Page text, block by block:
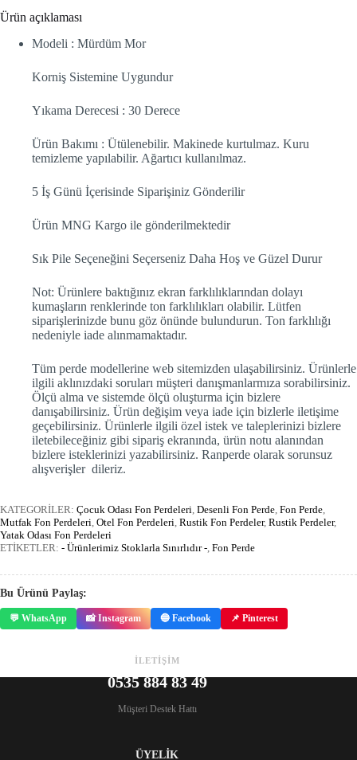
Ürün açıklaması
Modeli : Mürdüm Mor
Korniş Sistemine Uygundur
Yıkama Derecesi : 30 Derece
Ürün Bakımı : Ütülenebilir. Makinede kurtulmaz. Kuru
temizleme yapılabilir. Ağartıcı kullanılmaz.
5 İş Günü İçerisinde Siparişiniz Gönderilir
Ürün MNG Kargo ile gönderilmektedir
Sık Pile Seçeneğini Seçerseniz Daha Hoş ve Güzel Durur
Not: Ürünlere baktığınız ekran farklılıklarından dolayı
kumaşların renklerinde ton farklılıkları olabilir. Lütfen
siparişlerinizde bunu göz önünde bulundurun. Ton farklılığı
nedeniyle iade alınmamaktadır.
Tüm perde modellerine web sitemizden ulaşabilirsiniz. Ürünlerle
ilgili aklınızdaki soruları müşteri danışmanlarmıza sorabilirsiniz.
Ölçü alma ve sistemde ölçü oluşturma için bizlere
danışabilirsiniz. Ürün değişim veya iade için bizlerle iletişime
geçebilirsiniz. Ürünlerle ilgili özel istek ve taleplerinizi bizlere
iletebileceğiniz gibi sipariş ekranında, ürün notu alanından
bizlere isteklerinizi yazabilirsiniz. Ranperde olarak sorunsuz
alışverişler dileriz.
KATEGORİLER: Çocuk Odası Fon Perdeleri, Desenli Fon Perde, Fon Perde,
Mutfak Fon Perdeleri, Otel Fon Perdeleri, Rustik Fon Perdeler, Rustik Perdeler,
Yatak Odası Fon Perdeleri
ETİKETLER: - Ürünlerimiz Stoklarla Sınırlıdır -, Fon Perde
Bu Ürünü Paylaş:
💬 WhatsApp 📸 Instagram 🔵 Facebook 📌 Pinterest
İLETİŞİM
0535 884 83 49
Müşteri Destek Hattı
ÜYELİK